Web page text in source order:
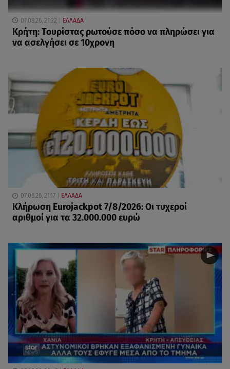
07.08.26, 21:32 ΕΛΛΑΔΑ
Κρήτη: Τουρίστας ρωτούσε πόσο να πληρώσει για
να ασελγήσει σε 10χρονη
07.08.26, 21:17 ΕΛΛΑΔΑ
Κλήρωση Eurojackpot 7/8/2026: Οι τυχεροί
αριθμοί για τα 32.000.000 ευρώ